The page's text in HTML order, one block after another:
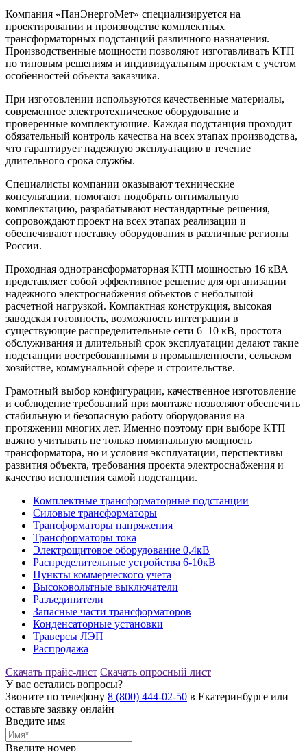
Компания «ПанЭнергоМет» специализируется на
проектировании и производстве комплектных
трансформаторных подстанций различного назначения.
Производственные мощности позволяют изготавливать КТП
по типовым решениям и индивидуальным проектам с учетом
особенностей объекта заказчика.
При изготовлении используются качественные материалы,
современное электротехническое оборудование и
проверенные комплектующие. Каждая подстанция проходит
обязательный контроль качества на всех этапах производства,
что гарантирует надежную эксплуатацию в течение
длительного срока службы.
Специалисты компании оказывают технические
консультации, помогают подобрать оптимальную
комплектацию, разрабатывают нестандартные решения,
сопровождают проект на всех этапах реализации и
обеспечивают поставку оборудования в различные регионы
России.
Проходная однотрансформаторная КТП мощностью 16 кВА
представляет собой эффективное решение для организации
надежного электроснабжения объектов с небольшой
расчетной нагрузкой. Компактная конструкция, высокая
заводская готовность, возможность интеграции в
существующие распределительные сети 6–10 кВ, простота
обслуживания и длительный срок эксплуатации делают такие
подстанции востребованными в промышленности, сельском
хозяйстве, коммунальной сфере и строительстве.
Грамотный выбор конфигурации, качественное изготовление
и соблюдение требований при монтаже позволяют обеспечить
стабильную и безопасную работу оборудования на
протяжении многих лет. Именно поэтому при выборе КТП
важно учитывать не только номинальную мощность
трансформатора, но и условия эксплуатации, перспективы
развития объекта, требования проекта электроснабжения и
качество исполнения самой подстанции.
Комплектные трансформаторные подстанции
Силовые трансформаторы
Трансформаторы напряжения
Трансформаторы тока
Электрощитовое оборудование 0,4кВ
Распределительные устройства 6-10кВ
Пункты коммерческого учета
Высоковольтные выключатели
Разъединители
Запасные части трансформаторов
Конденсаторные установки
Траверсы ЛЭП
Распродажа
Скачать прайс-лист Скачать опросный лист
У вас остались вопросы?
Звоните по телефону 8 (800) 444-02-50 в Екатеринбурге или
оставьте заявку онлайн
Введите имя
Введите номер